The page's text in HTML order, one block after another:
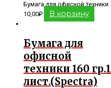
Бумага для офисной техники
10,00₽ В корзину
Бумага для
офисной
техники 160 гр.1
лист.(Spectra)